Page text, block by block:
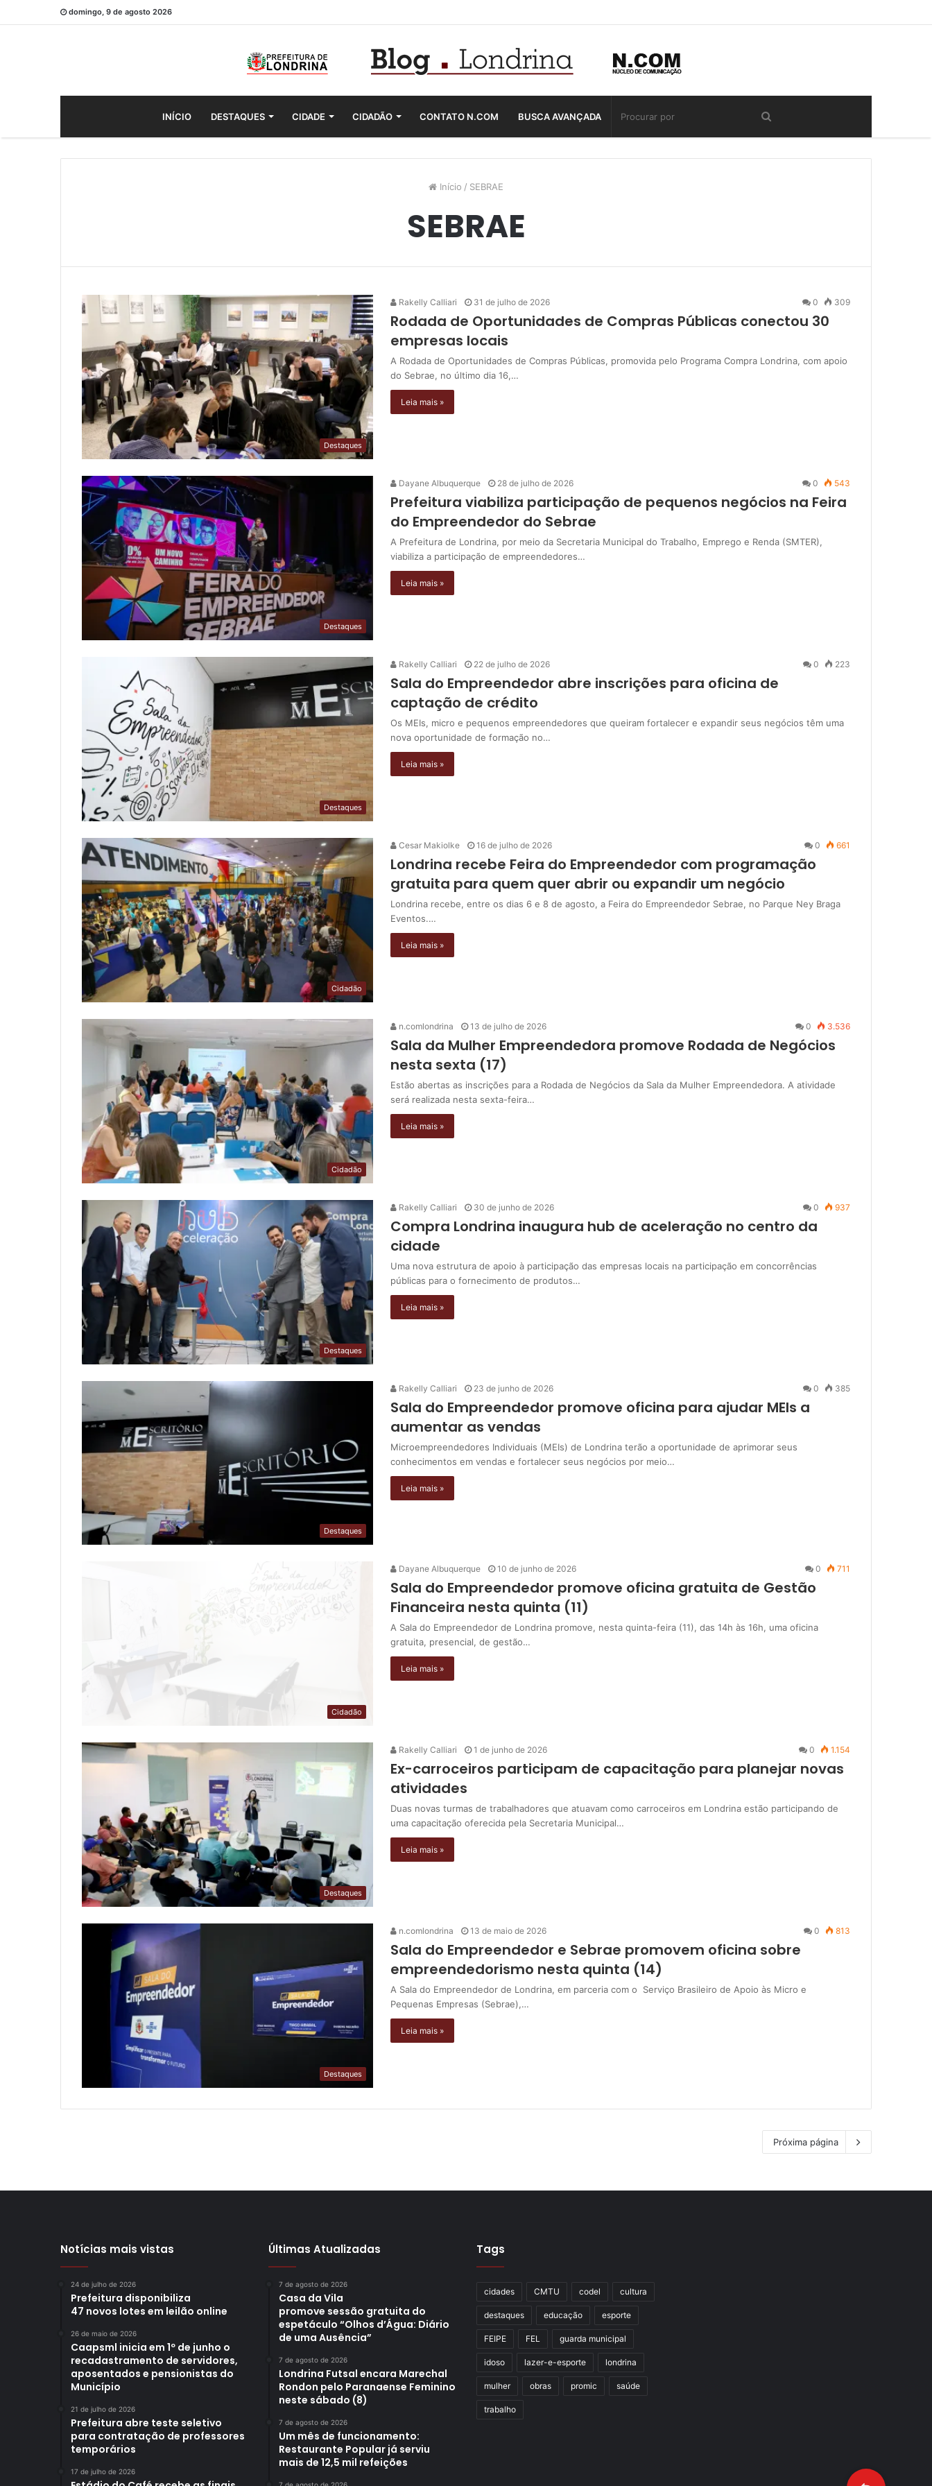
domingo, 9 de agosto 2026
INÍCIO DESTAQUES CIDADE CIDADÃO CONTATO N.COM BUSCA AVANÇADA
Início / SEBRAE
SEBRAE
Destaques
Rakelly Calliari 31 de julho de 2026 0 309
Rodada de Oportunidades de Compras Públicas conectou 30
empresas locais
A Rodada de Oportunidades de Compras Públicas, promovida pelo Programa Compra Londrina, com apoio
do Sebrae, no último dia 16,…
Leia mais »
Destaques
Dayane Albuquerque 28 de julho de 2026 0 543
Prefeitura viabiliza participação de pequenos negócios na Feira
do Empreendedor do Sebrae
A Prefeitura de Londrina, por meio da Secretaria Municipal do Trabalho, Emprego e Renda (SMTER),
viabiliza a participação de empreendedores…
Leia mais »
Destaques
Rakelly Calliari 22 de julho de 2026 0 223
Sala do Empreendedor abre inscrições para oficina de
captação de crédito
Os MEIs, micro e pequenos empreendedores que queiram fortalecer e expandir seus negócios têm uma
nova oportunidade de formação no…
Leia mais »
Cidadão
Cesar Makiolke 16 de julho de 2026 0 661
Londrina recebe Feira do Empreendedor com programação
gratuita para quem quer abrir ou expandir um negócio
Londrina recebe, entre os dias 6 e 8 de agosto, a Feira do Empreendedor Sebrae, no Parque Ney Braga
Eventos.…
Leia mais »
Cidadão
n.comlondrina 13 de julho de 2026 0 3.536
Sala da Mulher Empreendedora promove Rodada de Negócios
nesta sexta (17)
Estão abertas as inscrições para a Rodada de Negócios da Sala da Mulher Empreendedora. A atividade
será realizada nesta sexta-feira…
Leia mais »
Destaques
Rakelly Calliari 30 de junho de 2026 0 937
Compra Londrina inaugura hub de aceleração no centro da
cidade
Uma nova estrutura de apoio à participação das empresas locais na participação em concorrências
públicas para o fornecimento de produtos…
Leia mais »
Destaques
Rakelly Calliari 23 de junho de 2026 0 385
Sala do Empreendedor promove oficina para ajudar MEIs a
aumentar as vendas
Microempreendedores Individuais (MEIs) de Londrina terão a oportunidade de aprimorar seus
conhecimentos em vendas e fortalecer seus negócios por meio…
Leia mais »
Cidadão
Dayane Albuquerque 10 de junho de 2026 0 711
Sala do Empreendedor promove oficina gratuita de Gestão
Financeira nesta quinta (11)
A Sala do Empreendedor de Londrina promove, nesta quinta-feira (11), das 14h às 16h, uma oficina
gratuita, presencial, de gestão…
Leia mais »
Destaques
Rakelly Calliari 1 de junho de 2026 0 1.154
Ex-carroceiros participam de capacitação para planejar novas
atividades
Duas novas turmas de trabalhadores que atuavam como carroceiros em Londrina estão participando de
uma capacitação oferecida pela Secretaria Municipal…
Leia mais »
Destaques
n.comlondrina 13 de maio de 2026 0 813
Sala do Empreendedor e Sebrae promovem oficina sobre
empreendedorismo nesta quinta (14)
A Sala do Empreendedor de Londrina, em parceria com o Serviço Brasileiro de Apoio às Micro e
Pequenas Empresas (Sebrae),…
Leia mais »
Próxima página
Notícias mais vistas
24 de julho de 2026
Prefeitura disponibiliza
47 novos lotes em leilão online
26 de maio de 2026
Caapsml inicia em 1º de junho o
recadastramento de servidores,
aposentados e pensionistas do
Município
21 de julho de 2026
Prefeitura abre teste seletivo
para contratação de professores
temporários
17 de julho de 2026
Últimas Atualizadas
7 de agosto de 2026
Casa da Vila
promove sessão gratuita do
espetáculo “Olhos d’Água: Diário
de uma Ausência”
7 de agosto de 2026
Londrina Futsal encara Marechal
Rondon pelo Paranaense Feminino
neste sábado (8)
7 de agosto de 2026
Um mês de funcionamento:
Restaurante Popular já serviu
mais de 12,5 mil refeições
Tags
cidades CMTU codel cultura
destaques educação esporte
FEIPE FEL guarda municipal
idoso lazer-e-esporte londrina
mulher obras promic saúde
trabalho